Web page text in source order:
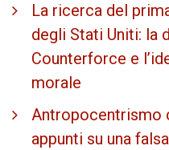
La ricerca del
degli Stati Uniti: la
Counterforce e
morale
Antropocentrismo
appunti su una